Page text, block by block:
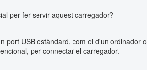
per fer servir aquest carregador?
port USB estàndard, com el d'un ordinador o
per connectar el carregador.